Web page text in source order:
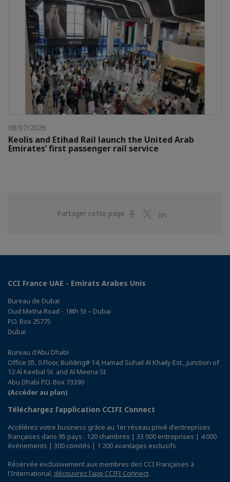
08/07/2026
Keolis and Etihad Rail launch the United Arab
Emirates’ first passenger rail service
Partager cette page
PartagerPartager
CCI France UAE - Emirats Arabes Unis
Bureau de Dubaï
Oud Metha Road - 18th St – Dubai
P.O. Box 25775
Dubaï
Bureau d'Abu Dhabi
Office 05, 0 Floor, Building# 14, Hamad Suhail Al Khaily Est., junction of
12 Al Keebal St. and Al Meena St.
Abu Dhabi P.O. Box 73390
(Accéder au plan)
Téléchargez l’application CCIFI Connect
Accélérez votre business grâce au 1er réseau privé d'entreprises
françaises dans 95 pays : 120 chambres | 33 000 entreprises | 4 000
événements | 300 comités | 1 200 avantages exclusifs
Réservée exclusivement aux membres des CCI Françaises à
l'International, découvrez l'app CCIFI Connect.